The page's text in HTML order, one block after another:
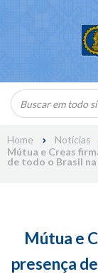
Home
Notícias
Mútua e Creas
de todo o Brasil na
Mútua e
presença